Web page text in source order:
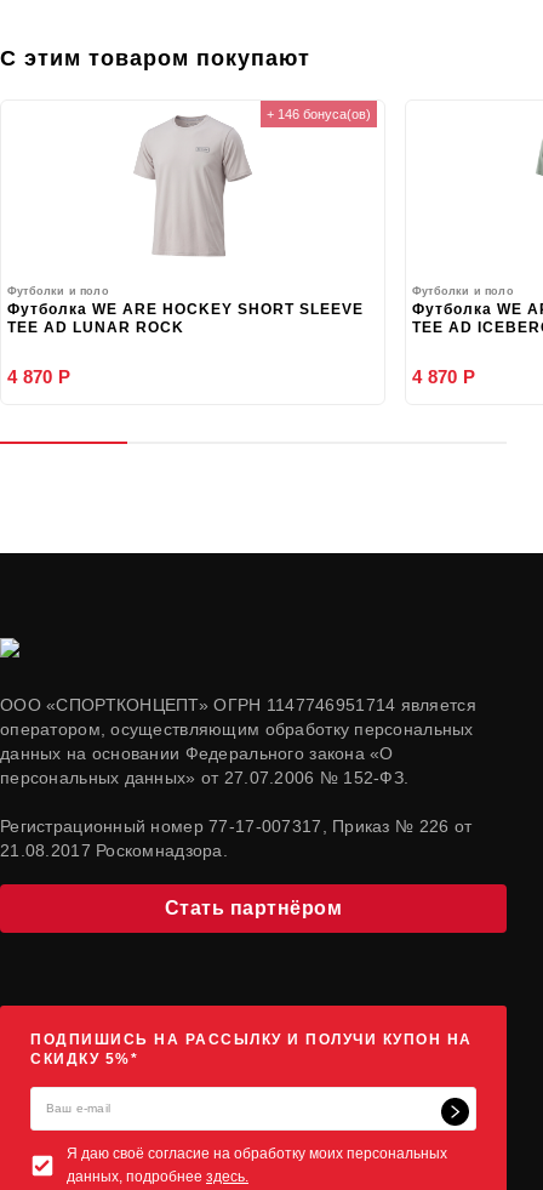
С этим товаром покупают
+ 146 бонуса(ов)
Футболки и поло
Футболка WE ARE HOCKEY SHORT SLEEVE
TEE AD LUNAR ROCK
4 870 Р
Футболки и поло
Футболка WE
TEE AD
4 870 Р
ООО «СПОРТКОНЦЕПТ» ОГРН 1147746951714 является
оператором, осуществляющим обработку персональных
данных на основании Федерального закона «О
персональных данных» от 27.07.2006 № 152-ФЗ.
Регистрационный номер 77-17-007317, Приказ № 226 от
21.08.2017 Роскомнадзора.
Стать партнёром
ПОДПИШИСЬ НА РАССЫЛКУ И ПОЛУЧИ КУПОН НА
СКИДКУ 5%*
Я даю своё согласие на обработку моих персональных
данных, подробнее здесь.